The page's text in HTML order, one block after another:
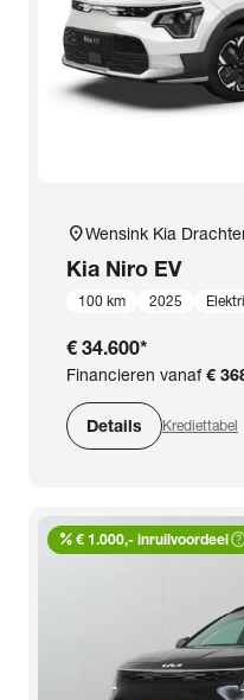
location_onWensink Kia
Kia Niro EV
100 km 2025
€ 34.600*
Financieren vanaf€
Details Krediettabel
percent € 1.000,- inruilvoordeel